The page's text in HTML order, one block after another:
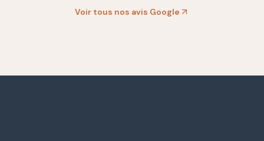
Voir tous nos avis Google